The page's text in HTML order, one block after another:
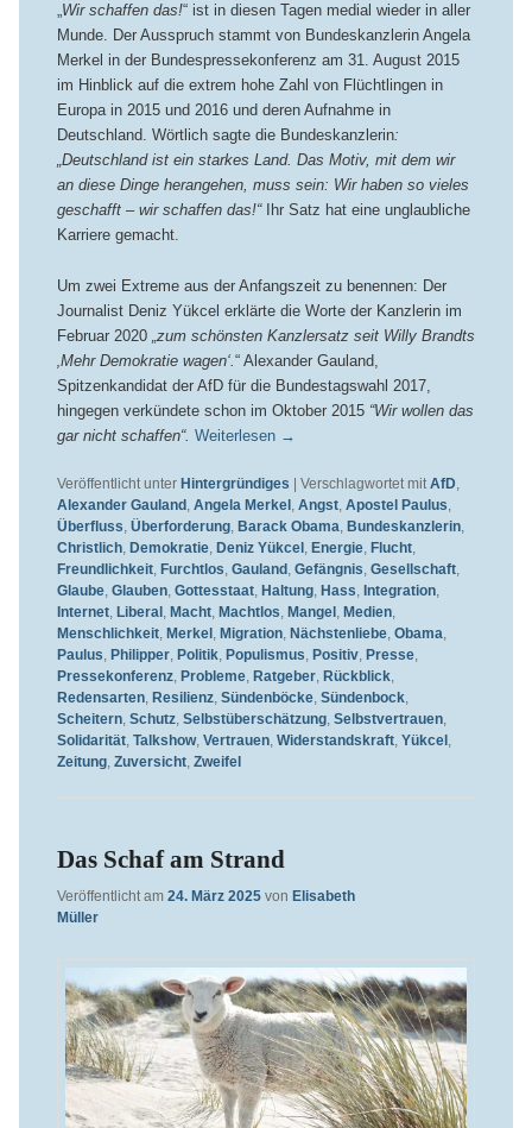
„Wir schaffen das!“ ist in diesen Tagen medial wieder in aller
Munde. Der Ausspruch stammt von Bundeskanzlerin Angela
Merkel in der Bundespressekonferenz am 31. August 2015
im Hinblick auf die extrem hohe Zahl von Flüchtlingen in
Europa in 2015 und 2016 und deren Aufnahme in
Deutschland. Wörtlich sagte die Bundeskanzlerin:
„Deutschland ist ein starkes Land. Das Motiv, mit dem wir
an diese Dinge herangehen, muss sein: Wir haben so vieles
geschafft – wir schaffen das!“Ihr Satz hat eine unglaubliche
Karriere gemacht.
Um zwei Extreme aus der Anfangszeit zu benennen: Der
Journalist Deniz Yükcel erklärte die Worte der Kanzlerin im
Februar 2020 „zum schönsten Kanzlersatz seit Willy Brandts
‚Mehr Demokratie wagen‘. “ Alexander Gauland,
Spitzenkandidat der AfD für die Bundestagswahl 2017,
hingegen verkündete schon im Oktober 2015 “Wir wollen das
gar nicht schaffen“. Weiterlesen →
Veröffentlicht unter Hintergründiges | Verschlagwortet mit AfD
Alexander Gauland, Angela Merkel, Angst, Apostel Paulus
Überfluss Überforderung, Barack Obama Bundeskanzlerin,
Christlich, Demokratie, Deniz Yükcel, Energie, Flucht,
Freundlichkeit, Furchtlos Gauland, Gefängnis Gesellschaft,
Glaube, Glauben, Gottesstaat, Haltung, Hass Integration,
Internet, Liberal, Macht, Machtlos Mangel, Medien,
Menschlichkeit, Merkel, Migration, Nächstenliebe, Obama
Paulus Philipper, Politik, Populismus Positiv, Presse,
Pressekonferenz, Probleme, Ratgeber, Rückblick,
Redensarten, Resilienz, Sündenböcke, Sündenbock,
Scheitern, Schutz, Selbstüberschätzung, Selbstvertrauen,
Solidarität, Talkshow, Vertrauen, Widerstandskraft, Yükcel,
Zeitung, Zuversicht, Zweifel
Das Schaf am Strand
Veröffentlicht am 24. März 2025 von Elisabeth
Müller